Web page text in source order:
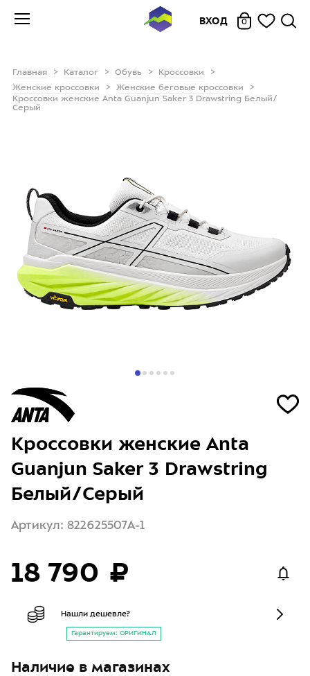
ВХОД 0
Главная Каталог Обувь
Кроссовки
Женские кроссовки
Женские беговые кроссовки
Кроссовки женские Anta Guanjun Saker 3 Drawstring Белый/
Серый
Кроссовки женские Anta
Guanjun Saker 3 Drawstring
Белый/Серый
Артикул: 822625507A-1
18 790 ₽
Нашли дешевле?
Гарантируем: ОРИГИНАЛ
Наличие в магазинах